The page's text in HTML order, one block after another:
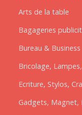
Arts de la table
Bagageries
Bureau & Business
Bricolage,
Ecriture, Stylos,
Gadgets, Magnet,